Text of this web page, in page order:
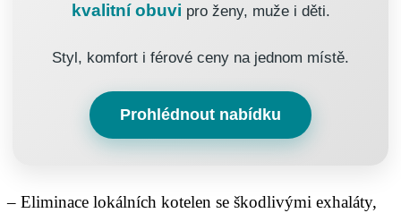
kvalitní obuvi pro ženy, muže i děti.
Styl, komfort i férové ceny na jednom místě.
Prohlédnout nabídku
– Eliminace lokálních kotelen se škodlivými exhaláty,